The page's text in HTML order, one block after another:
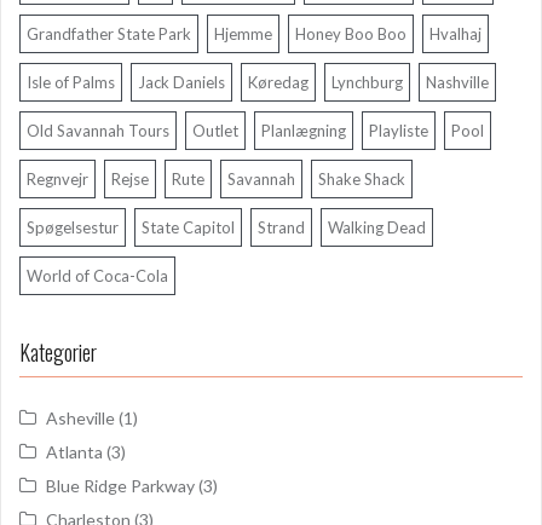
Grandfather State Park Hjemme Honey Boo Boo Hvalhaj
Isle of Palms Jack Daniels Køredag Lynchburg Nashville
Old Savannah Tours Outlet Planlægning Playliste Pool
Regnvejr Rejse Rute Savannah Shake Shack
Spøgelsestur State Capitol Strand Walking Dead
World of Coca-Cola
Kategorier
Asheville(1)
Atlanta (3)
Blue Ridge Parkway(3)
Charleston (3)